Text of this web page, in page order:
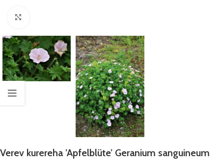
Verev kurereha ’Apfelblüte’ Geranium sanguineum